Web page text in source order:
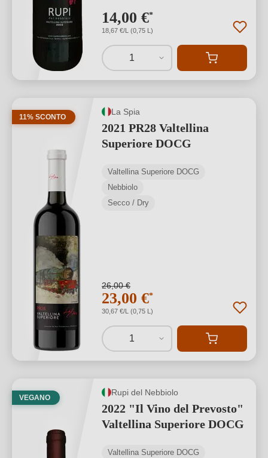
14,00 €*
18,67 €/L (0,75 L)
1
11% SCONTO
La Spia
2021 PR28 Valtellina
Superiore DOCG
Valtellina Superiore DOCG
Nebbiolo
Secco / Dry
26,00 €
23,00 €*
30,67 €/L (0,75 L)
1
VEGANO
Rupi del Nebbiolo
2022 "Il Vino del Prevosto"
Valtellina Superiore DOCG
Valtellina Superiore DOCG